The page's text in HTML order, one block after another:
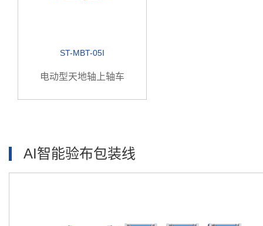
ST-MBT-05I
电动型天地轴上轴车
AI智能验布包装线